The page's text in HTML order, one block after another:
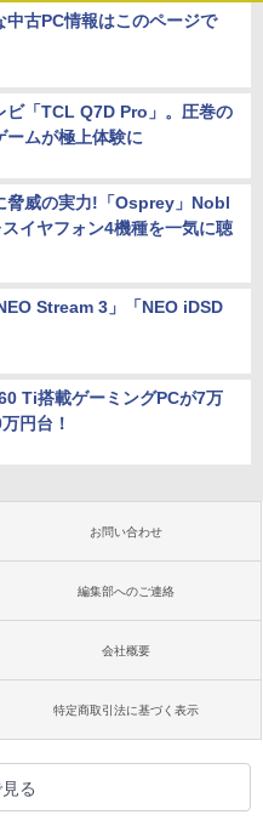
中古PC情報はこのページで
ビ「TCL Q7D Pro」。圧巻の
ームが極上体験に
脅威の実力!「Osprey」Nobl
イヤフォン4機種を一気に聴
Stream 3」「NEO iDSD
Ti搭載ゲーミングPCが7万
円台！
お問い合わせ
編集部へのご連絡
会社概要
特定商取引法に基づく表示
る